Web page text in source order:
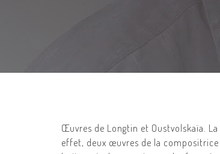
Œuvres de Longtin et Oustvolskaïa.
effet, deux œuvres de la